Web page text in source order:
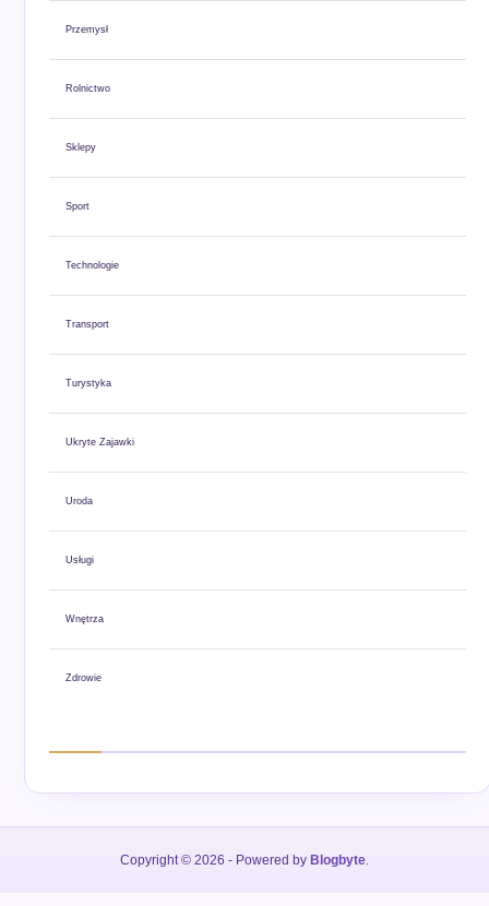
Przemysł
Rolnictwo
Sklepy
Sport
Technologie
Transport
Turystyka
Ukryte Zajawki
Uroda
Usługi
Wnętrza
Zdrowie
Copyright © 2026 - Powered by Blogbyte.